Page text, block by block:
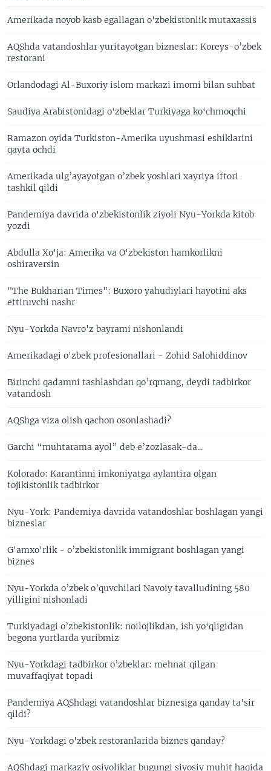
Amerikada noyob kasb egallagan o'zbekistonlik mutaxassis
AQShda vatandoshlar yuritayotgan bizneslar: Koreys-o’zbek
restorani
Orlandodagi Al-Buxoriy islom markazi imomi bilan suhbat
Saudiya Arabistonidagi o‘zbeklar Turkiyaga ko‘chmoqchi
Ramazon oyida Turkiston-Amerika uyushmasi eshiklarini
qayta ochdi
Amerikada ulg’ayayotgan o’zbek yoshlari xayriya iftori
tashkil qildi
Pandemiya davrida o'zbekistonlik ziyoli Nyu-Yorkda kitob
yozdi
Abdulla Xo'ja: Amerika va O'zbekiston hamkorlikni
oshiraversin
"The Bukharian Times": Buxoro yahudiylari hayotini aks
ettiruvchi nashr
Nyu-Yorkda Navro'z bayrami nishonlandi
Amerikadagi o'zbek profesionallari - Zohid Salohiddinov
Birinchi qadamni tashlashdan qo’rqmang, deydi tadbirkor
vatandosh
AQShga viza olish qachon osonlashadi?
Garchi “muhtarama ayol” deb e’zozlasak-da...
Kolorado: Karantinni imkoniyatga aylantira olgan
tojikistonlik tadbirkor
Nyu-York: Pandemiya davrida vatandoshlar boshlagan yangi
bizneslar
G'amxo'rlik - o’zbekistonlik immigrant boshlagan yangi
biznes
Nyu-Yorkda o’zbek o’quvchilari Navoiy tavalludining 580
yilligini nishonladi
Turkiyadagi o’zbekistonlik: noilojlikdan, ish yo‘qligidan
begona yurtlarda yuribmiz
Nyu-Yorkdagi tadbirkor o’zbeklar: mehnat qilgan
muvaffaqiyat topadi
Pandemiya AQShdagi vatandoshlar biznesiga qanday ta'sir
qildi?
Nyu-Yorkdagi o'zbek restoranlarida biznes qanday?
AQShdagi markaziy osiyoliklar bugungi siyosiy muhit haqida